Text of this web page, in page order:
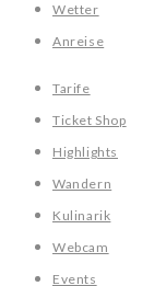
Wetter
Anreise
Tarife
Ticket Shop
Highlights
Wandern
Kulinarik
Webcam
Events